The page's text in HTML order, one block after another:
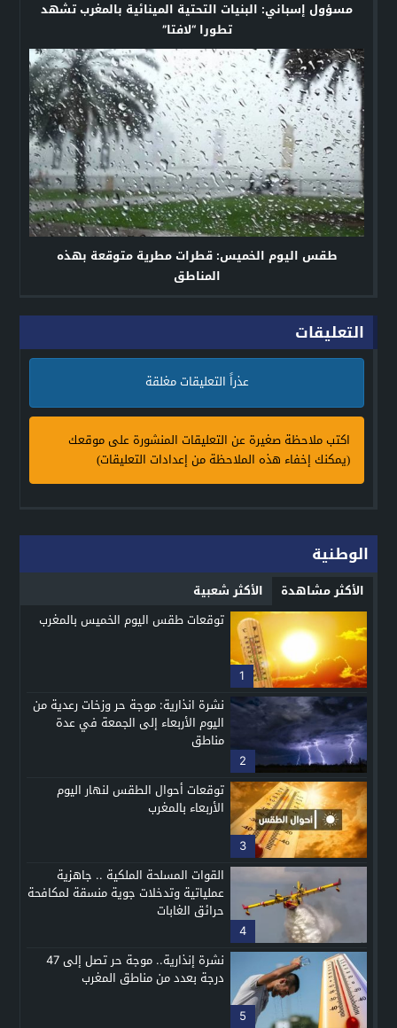
مسؤول إسباني: البنيات التحتية المينائية بالمغرب تشهد
تطورا “لافتا”
طقس اليوم الخميس: قطرات مطرية متوقعة بهذه
المناطق
التعليقات
عذراً التعليقات مغلقة
اكتب ملاحظة صغيرة عن التعليقات المنشورة على موقعك
(يمكنك إخفاء هذه الملاحظة من إعدادات التعليقات)
الوطنية
الأكثر مشاهدة الأكثر شعبية
1
توقعات طقس اليوم الخميس بالمغرب
2
نشرة انذارية: موجة حر وزخات رعدية من
اليوم الأربعاء إلى الجمعة في عدة
مناطق
3
توقعات أحوال الطقس لنهار اليوم
الأربعاء بالمغرب
4
القوات المسلحة الملكية .. جاهزية
عملياتية وتدخلات جوية منسقة لمكافحة
حرائق الغابات
5
نشرة إنذارية.. موجة حر تصل إلى 47
درجة بعدد من مناطق المغرب